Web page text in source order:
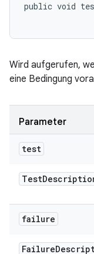
public void
Wird aufgerufen,
eine Bedingung
Parameter
test
Test
failure
Failure